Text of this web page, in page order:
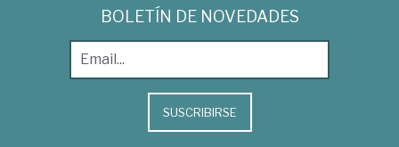
BOLETÍN DE NOVEDADES
SUSCRIBIRSE